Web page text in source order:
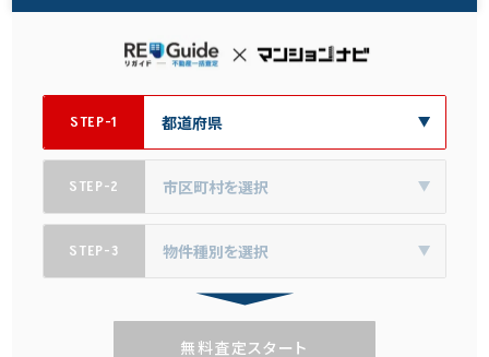
STEP-1
STEP-2
STEP-3
無料査定スタート